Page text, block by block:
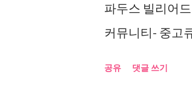
파두스 빌리어
커뮤니티- 중고
공유 댓글 쓰기